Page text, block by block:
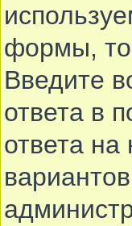
формы, то
Введите
ответа в
ответа на